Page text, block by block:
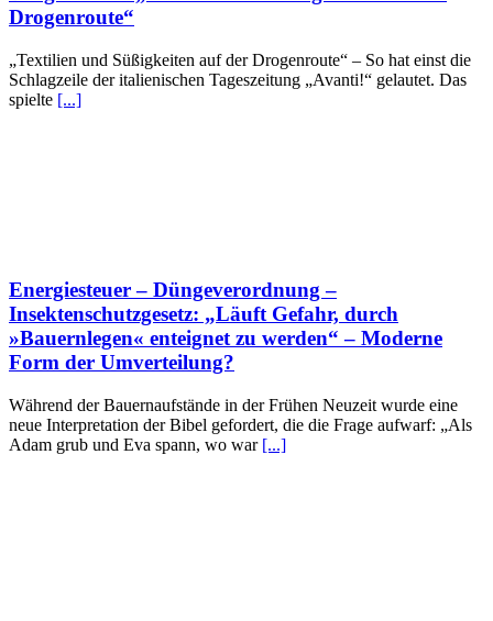
Drogenroute“
„Textilien und Süßigkeiten auf der Drogenroute“ – So hat einst die
Schlagzeile der italienischen Tageszeitung „Avanti!“ gelautet. Das
spielte [...]
Energiesteuer – Düngeverordnung –
Insektenschutzgesetz: „Läuft Gefahr, durch
»Bauernlegen« enteignet zu werden“ – Moderne
Form der Umverteilung?
Während der Bauernaufstände in der Frühen Neuzeit wurde eine
neue Interpretation der Bibel gefordert, die die Frage aufwarf: „Als
Adam grub und Eva spann, wo war [...]